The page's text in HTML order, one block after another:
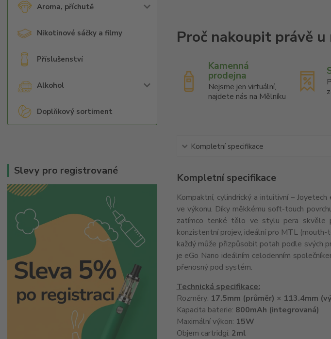
Aroma, příchutě
Nikotinové sáčky a filmy
Příslušenství
Alkohol
Doplňkový sortiment
Slevy pro registrované
Kamenná
prodejna
Nejsme jen virtuální,
najdete nás na Mělníku
Kompletní specifikace
Kompletní specifikace
Kompaktní, cylindrický a intuitivní –
ve výkonu. Díky měkkému soft-touch
zatímco tenké tělo ve stylu pera skvěle
konzistentní projev, ideální pro MTL
každý může přizpůsobit potah podle svých
je eGo Nano ideálním celodenním
přenosný pod systém.
Technická specifikace:
Rozměry: 17.5mm (průměr) × 113.4mm
Kapacita baterie: 800mAh (integrovaná)
Maximální výkon: 15W
Objem cartridgí: 2ml